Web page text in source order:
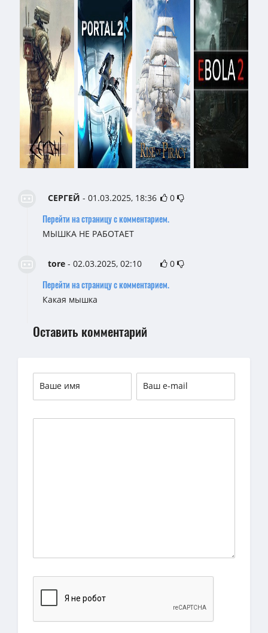
СЕРГЕЙ - 01.03.2025, 18:36 0
Перейти на страницу с комментарием.
МЫШКА НЕ РАБОТАЕТ
tore - 02.03.2025, 02:10 0
Перейти на страницу с комментарием.
Какая мышка
Оставить комментарий